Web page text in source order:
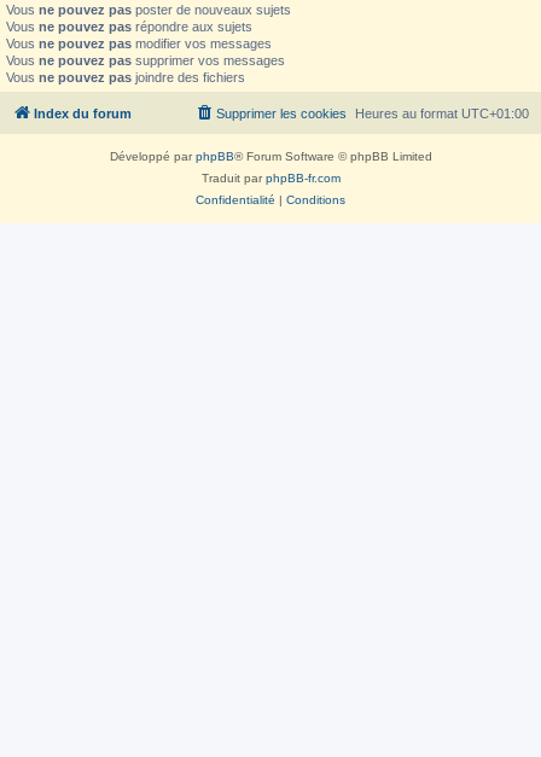
Vous ne pouvez pas poster de nouveaux sujets
Vous ne pouvez pas répondre aux sujets
Vous ne pouvez pas modifier vos messages
Vous ne pouvez pas supprimer vos messages
Vous ne pouvez pas joindre des fichiers
Index du forum Heures au format UTC+01:00
Supprimer les cookies
Développé parphpBB® Forum Software © phpBB Limited
Traduit parphpBB-fr.com
Confidentialité | Conditions